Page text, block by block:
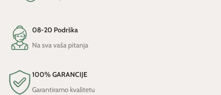
08-20 Podrška
Na sva vaša pitanja
100% GARANCIJE
Garantiramo kvalitetu